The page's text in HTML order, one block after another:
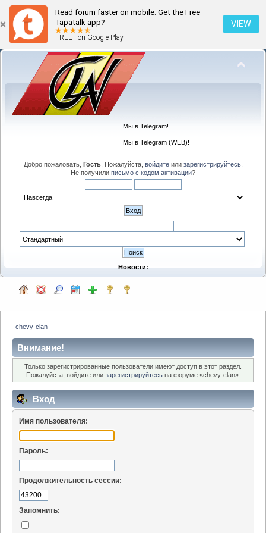
Read forum faster on mobile. Get the Free
Tapatalk app?
FREE - on Google Play
VIEW
Мы в Telegram!
Мы в Telegram (WEB)!
Добро пожаловать, Гость. Пожалуйста, войдитеили зарегистрируйтесь.
Не получили письмо с кодом активации?
Новости:
chevy-clan
Внимание!
Только зарегистрированные пользователи имеют доступ в этот раздел.
Пожалуйста, войдите или зарегистрируйтесьна форуме «chevy-clan».
Вход
Имя пользователя:
Пароль:
Продолжительность сессии:
Запомнить: